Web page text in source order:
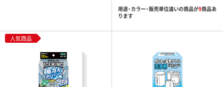
用途・カラー・販売単位違いの商品が9商品あ
ります
人気商品